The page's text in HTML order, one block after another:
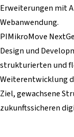
Erweiterungen mit
Webanwendung.
PIMikroMove
Design und
strukturierten und
Weiterentwicklung
Ziel, gewachsene
zukunftssicheren